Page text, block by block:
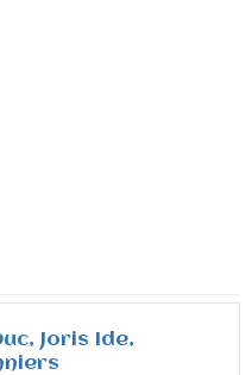
Joris Ide,